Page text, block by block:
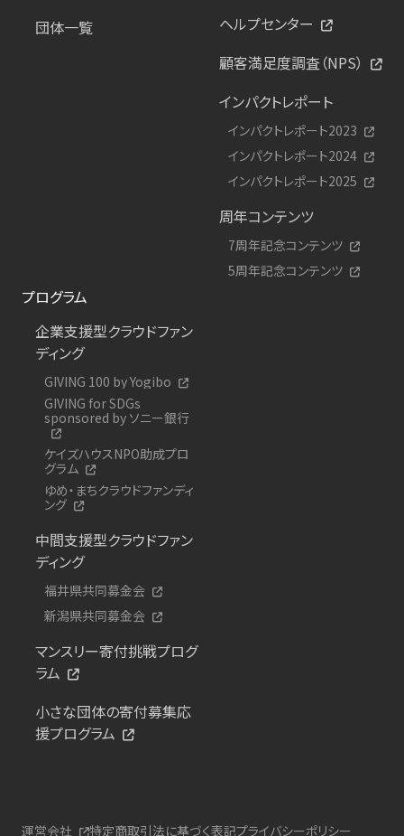
団体一覧
ヘルプセンター
顧客満足度調査（NPS）
インパクトレポート
インパクトレポート2023
インパクトレポート2024
インパクトレポート2025
周年コンテンツ
7周年記念コンテンツ
5周年記念コンテンツ
プログラム
企業支援型クラウドファン
ディング
GIVING 100 by Yogibo
GIVING for SDGs
sponsored by ソニー銀行
ケイズハウスNPO助成プロ
グラム
ゆめ・まちクラウドファンディ
ング
中間支援型クラウドファン
ディング
福井県共同募金会
新潟県共同募金会
マンスリー寄付挑戦プログ
ラム
小さな団体の寄付募集応
援プログラム
運営会社 特定商取引法に基づく表記プライバシーポリシー